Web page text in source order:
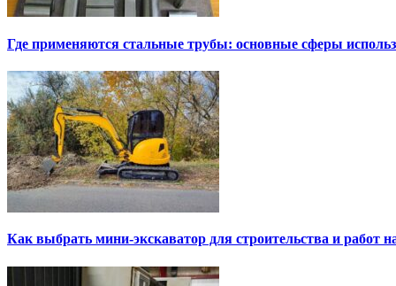
Где применяются стальные трубы: основные сферы
Как выбрать мини-экскаватор для строительства и работ